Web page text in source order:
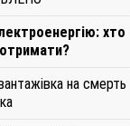
хто
на смерть